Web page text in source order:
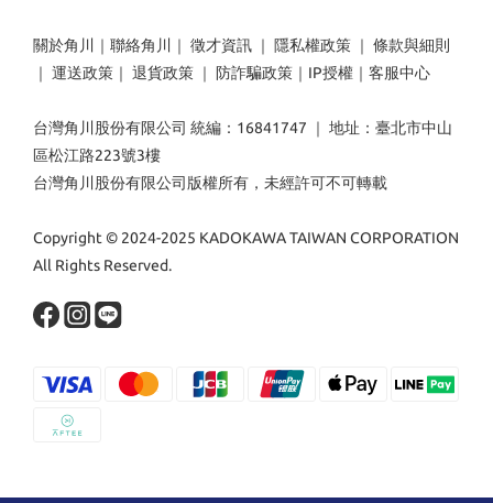
關於角川 ｜ 聯絡角川 ｜ 徵才資訊 ｜ 隱私權政策 ｜ 條款與細則
｜ 運送政策 ｜ 退貨政策 ｜ 防詐騙政策 ｜ IP授權 ｜ 客服中心
台灣角川股份有限公司 統編：16841747 ｜ 地址：臺北市中山
區松江路223號3樓
台灣角川股份有限公司版權所有，未經許可不可轉載
Copyright © 2024-2025 KADOKAWA TAIWAN CORPORATION
All Rights Reserved.